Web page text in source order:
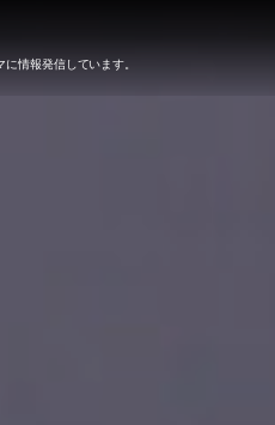
情報発信しています。